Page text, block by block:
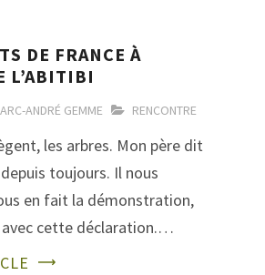
DE FRANCE À
L’ABITIBI
ANDRÉ GEMME RENCONTRE
les arbres. Mon père dit
toujours. Il nous
en fait la démonstration,
avec cette déclaration.…